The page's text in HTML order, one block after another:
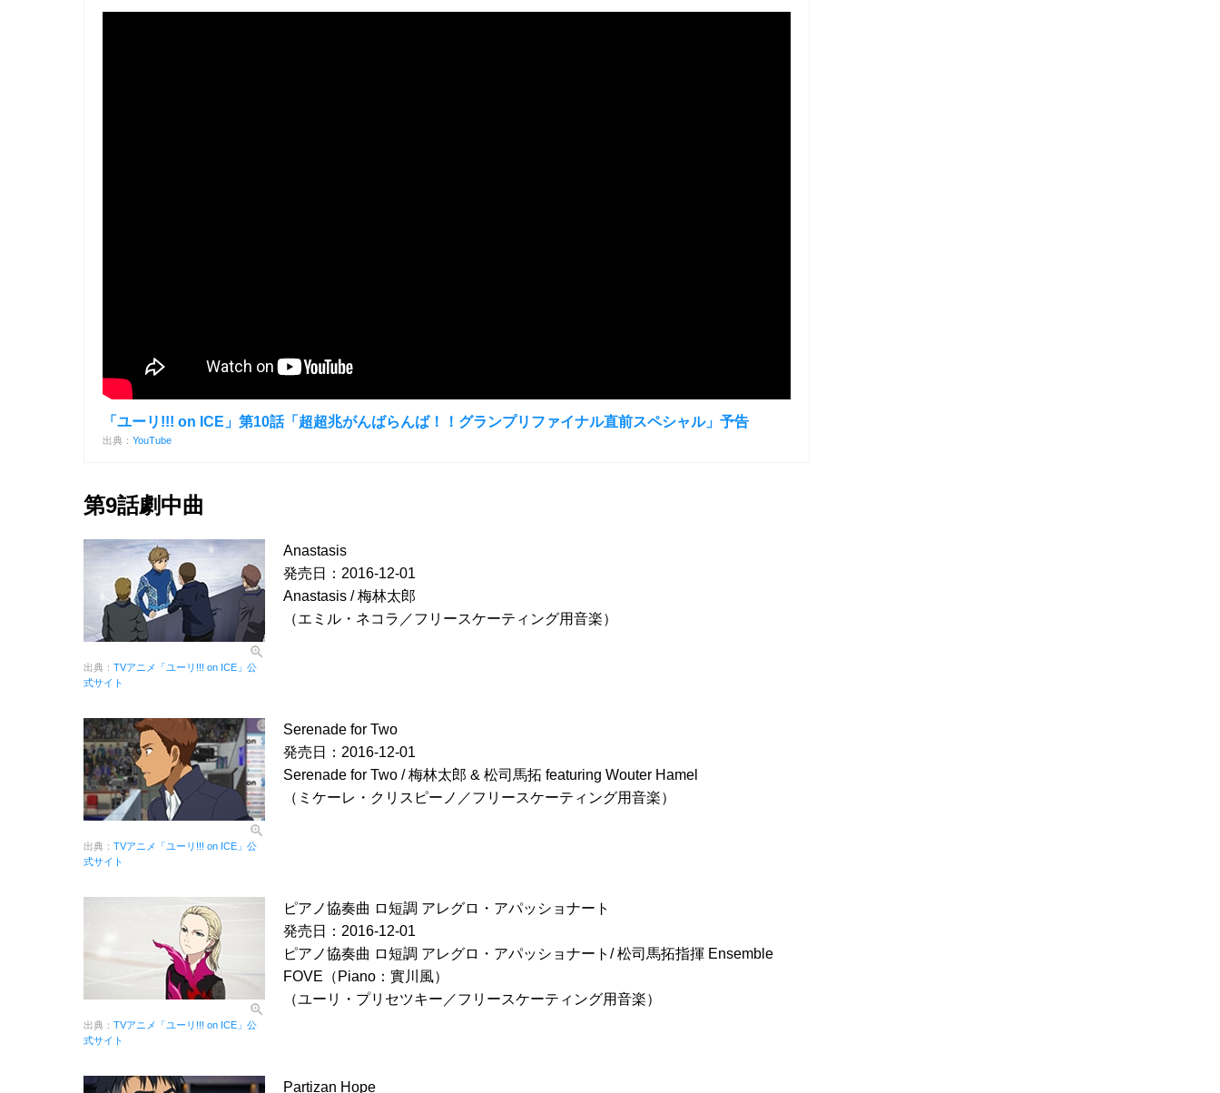
「ユーリ!!! on ICE」第10話「超超兆がんばらんば！！グランプリファイナル直前スペシャル」予告
出典： YouTube
第9話劇中曲
出典： TVアニメ「ユーリ!!! on ICE」公
式サイト
Anastasis
発売日：2016-12-01
Anastasis / 梅林太郎
（エミル・ネコラ／フリースケーティング用音楽）
出典： TVアニメ「ユーリ!!! on ICE」公
式サイト
Serenade for Two
発売日：2016-12-01
Serenade for Two / 梅林太郎 & 松司馬拓 featuring Wouter Hamel
（ミケーレ・クリスピーノ／フリースケーティング用音楽）
出典： TVアニメ「ユーリ!!! on ICE」公
式サイト
ピアノ協奏曲 ロ短調 アレグロ・アパッショナート
発売日：2016-12-01
ピアノ協奏曲 ロ短調 アレグロ・アパッショナート/ 松司馬拓指揮 Ensemble
FOVE（Piano：實川風）
（ユーリ・プリセツキー／フリースケーティング用音楽）
Partizan Hope